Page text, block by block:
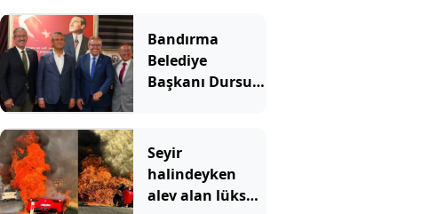
Bandırma
Belediye
Başkanı Dursun
Seyir
halindeyken
alev alan lüks